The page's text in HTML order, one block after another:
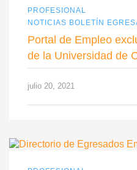
PROFESIONAL
NOTICIAS BOLETÍN
Portal de Empleo
de la Universidad de
julio 20, 2021